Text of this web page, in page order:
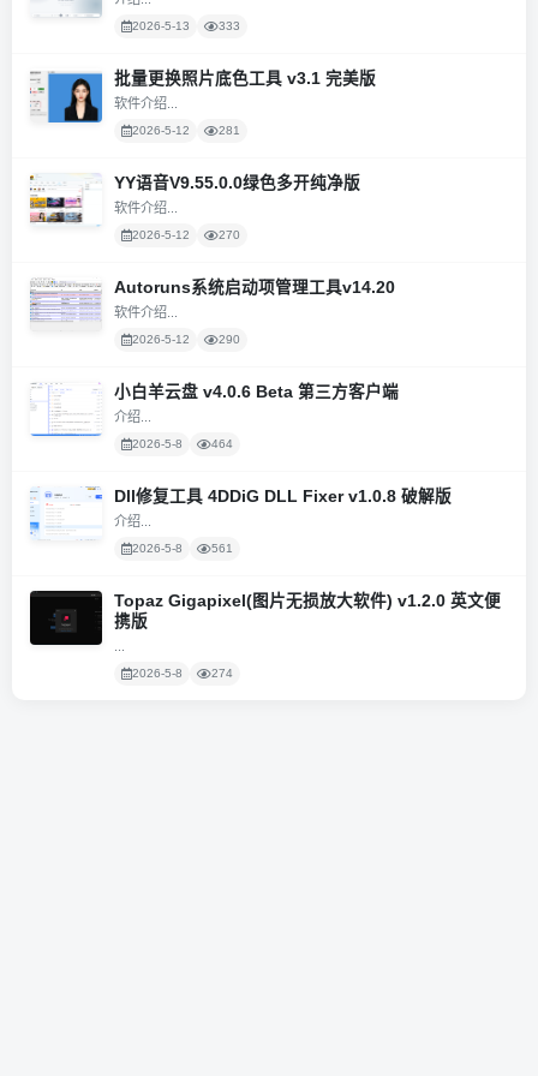
2026-5-13 333
批量更换照片底色工具 v3.1 完美版
软件介绍...
2026-5-12 281
YY语音V9.55.0.0绿色多开纯净版
软件介绍...
2026-5-12 270
Autoruns系统启动项管理工具v14.20
软件介绍...
2026-5-12 290
小白羊云盘 v4.0.6 Beta 第三方客户端
介绍...
2026-5-8 464
Dll修复工具 4DDiG DLL Fixer v1.0.8 破解版
介绍...
2026-5-8 561
Topaz Gigapixel(图片无损放大软件) v1.2.0 英文便
携版
2026-5-8 274